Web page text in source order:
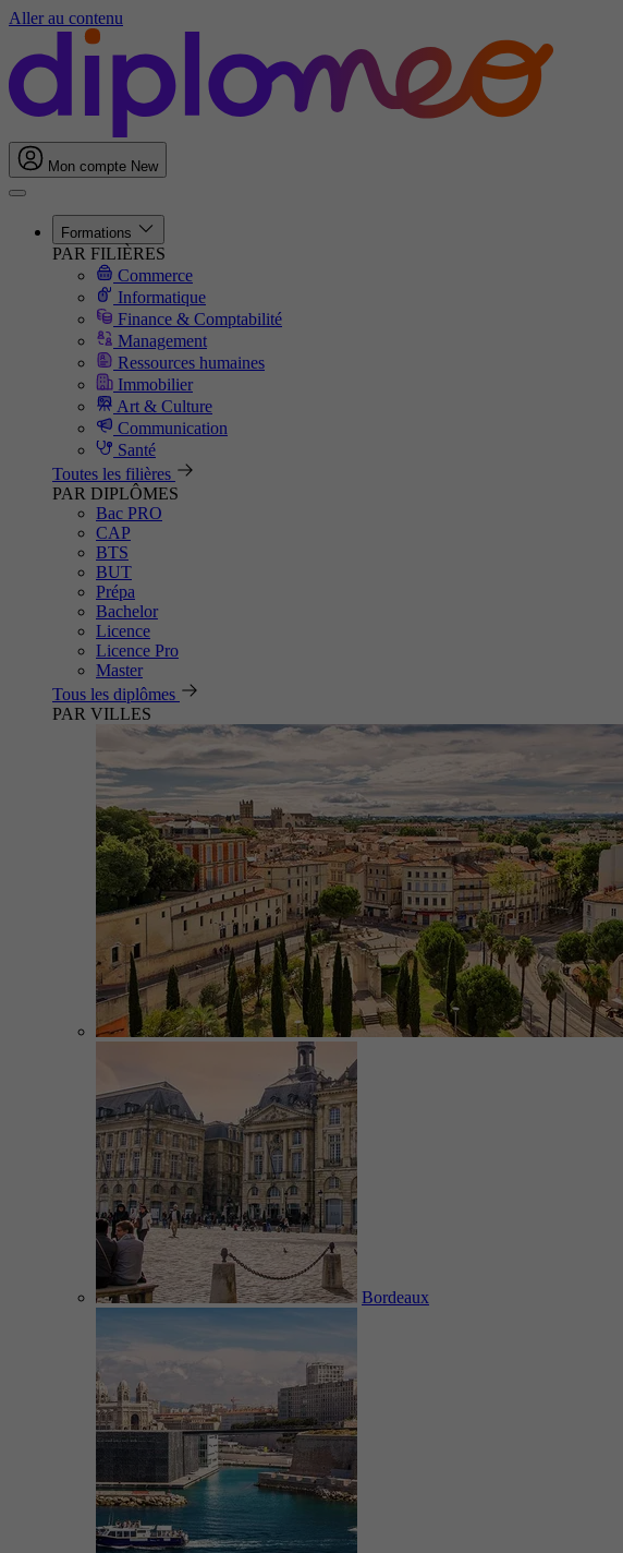
Aller au contenu
Mon compte New
Formations
PAR FILIÈRES
Commerce
Informatique
Finance & Comptabilité
Management
Ressources humaines
Immobilier
Art & Culture
Communication
Santé
Toutes les filières
PAR DIPLÔMES
Bac PRO
CAP
BTS
BUT
Prépa
Bachelor
Licence
Licence Pro
Master
Tous les diplômes
PAR VILLES
Bordeaux